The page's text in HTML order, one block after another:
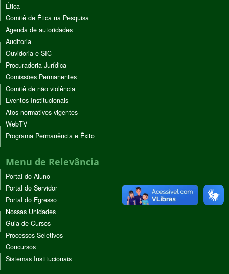
Ética
Comitê de Ética na Pesquisa
Agenda de autoridades
Auditoria
Ouvidoria e SIC
Procuradoria Jurídica
Comissões Permanentes
Comitê de não violência
Eventos Institucionais
Atos normativos vigentes
WebTV
Programa Permanência e Êxito
Menu de Relevância
Portal do Aluno
Portal do Servidor
Portal do Egresso
Nossas Unidades
Guia de Cursos
Processos Seletivos
Concursos
Sistemas Institucionais